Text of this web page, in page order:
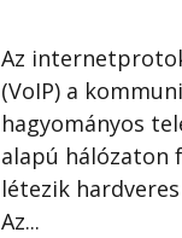
Az
(VoIP) a
hagyományos
alapú hálózaton
létezik
Az...